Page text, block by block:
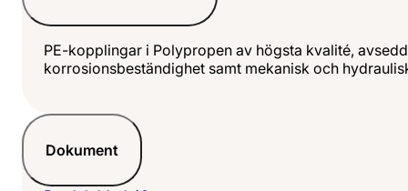
PE-kopplingar i Polypropen av högsta kvalité,
korrosionsbeständighet samt mekanisk och
Dokument